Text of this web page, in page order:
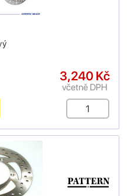
3,240 Kč
včetně DPH